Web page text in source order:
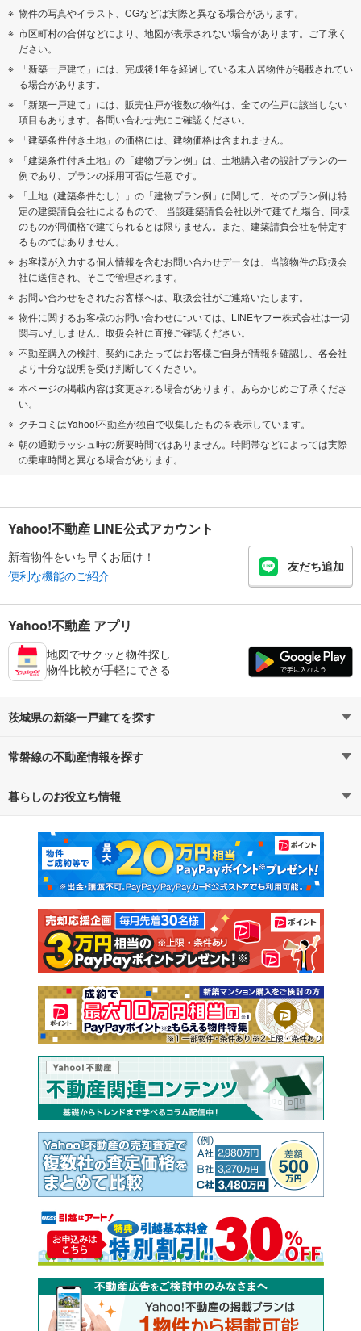
物件の写真やイラスト、CGなどは実際と異なる場合があります。
市区町村の合併などにより、地図が表示されない場合があります。ご了承く
ださい。
「新築一戸建て」には、完成後1年を経過している未入居物件が掲載されてい
る場合があります。
「新築一戸建て」には、販売住戸が複数の物件は、全ての住戸に該当しない
項目もあります。各問い合わせ先にご確認ください。
「建築条件付き土地」の価格には、建物価格は含まれません。
「建築条件付き土地」の「建物プラン例」は、土地購入者の設計プランの一
例であり、プランの採用可否は任意です。
「土地（建築条件なし）」の「建物プラン例」に関して、そのプラン例は特
定の建築請負会社によるもので、 当該建築請負会社以外で建てた場合、同様
のものが同価格で建てられるとは限りません。また、建築請負会社を特定す
るものではありません。
お客様が入力する個人情報を含むお問い合わせデータは、当該物件の取扱会
社に送信され、そこで管理されます。
お問い合わせをされたお客様へは、取扱会社がご連絡いたします。
物件に関するお客様のお問い合わせについては、LINEヤフー株式会社は一切
関与いたしません。取扱会社に直接ご確認ください。
不動産購入の検討、契約にあたってはお客様ご自身が情報を確認し、各会社
より十分な説明を受け判断してください。
本ページの掲載内容は変更される場合があります。あらかじめご了承くださ
い。
クチコミはYahoo!不動産が独自で収集したものを表示しています。
朝の通勤ラッシュ時の所要時間ではありません。時間帯などによっては実際
の乗車時間と異なる場合があります。
Yahoo!不動産 LINE公式アカウント
新着物件をいち早くお届け！
便利な機能のご紹介
友だち追加
Yahoo!不動産 アプリ
地図でサクッと物件探し
物件比較が手軽にできる
茨城県の新築一戸建てを探す
路線・駅から探す
通勤・通学時間から探す
常磐線の不動産情報を探す
不動産・住宅
新築マンション 中古マンション
新築一戸建て 中古一戸建て
注文住宅 土地
売却査定
暮らしのお役立ち情報
マンションカタログ 教えて！住まいの先生